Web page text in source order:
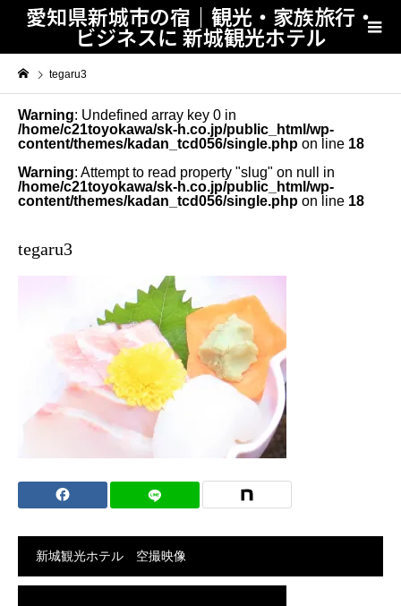
愛知県新城市の宿｜観光・家族旅行・
ビジネスに 新城観光ホテル
tegaru3
Warning: Undefined array key 0 in
/home/c21toyokawa/sk-h.co.jp/public_html/wp-
content/themes/kadan_tcd056/single.php on line 18
Warning: Attempt to read property "slug" on null in
/home/c21toyokawa/sk-h.co.jp/public_html/wp-
content/themes/kadan_tcd056/single.php on line 18
tegaru3
新城観光ホテル 空撮映像